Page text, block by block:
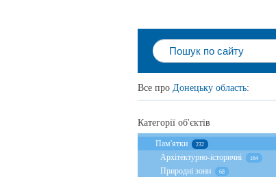
Все про Донецьку область:
Категорії об'єктів
Пам'ятки 232
Архітектурно-історичні 164
Природні зони 68